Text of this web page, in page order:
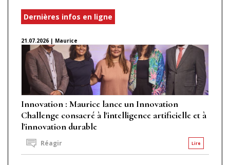
Dernières infos en ligne
21.07.2026 | Maurice
Innovation : Maurice lance un Innovation
Challenge consacré à l'intelligence artificielle et à
l'innovation durable
Lire
Réagir